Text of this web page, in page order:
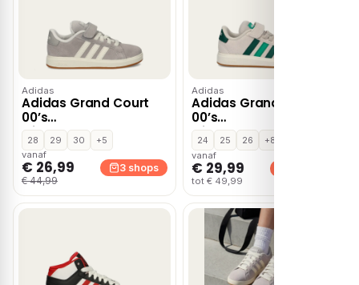
Adidas
Adidas Grand Court
00’s
klittenbandschoenen
– Grijs
28 29 30
+5
vanaf
€ 26,99
€ 44,99
3 shops
Adidas
Adidas Grand Court
00’s
klittenbandschoenen
– Beige
24 25 26
+8
vanaf
€ 29,99
tot € 49,99